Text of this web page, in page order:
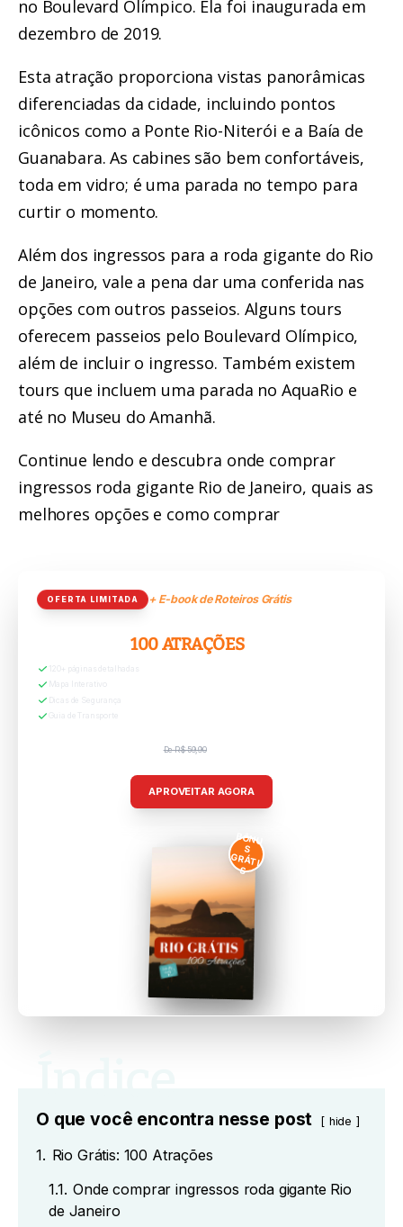
no Boulevard Olímpico. Ela foi inaugurada em
dezembro de 2019.
Esta atração proporciona vistas panorâmicas
diferenciadas da cidade, incluindo pontos
icônicos como a Ponte Rio-Niterói e a Baía de
Guanabara. As cabines são bem confortáveis,
toda em vidro; é uma parada no tempo para
curtir o momento.
Além dos ingressos para a roda gigante do Rio
de Janeiro, vale a pena dar uma conferida nas
opções com outros passeios. Alguns tours
oferecem passeios pelo Boulevard Olímpico,
além de incluir o ingresso. Também existem
tours que incluem uma parada no AquaRio e
até no Museu do Amanhã.
Continue lendo e descubra onde comprar
ingressos roda gigante Rio de Janeiro, quais as
melhores opções e como comprar
OFERTA LIMITADA + E-book de Roteiros Grátis
RIO GRÁTIS:100 ATRAÇÕES
120+ páginas detalhadas
Mapa Interativo
Dicas de Segurança
Guia de Transporte
De R$ 59,90
APROVEITAR AGORA
BÔNU
S
GRÁTI
S
O que você encontra nesse post hide
1. Rio Grátis: 100 Atrações
1.1. Onde comprar ingressos roda gigante Rio
de Janeiro